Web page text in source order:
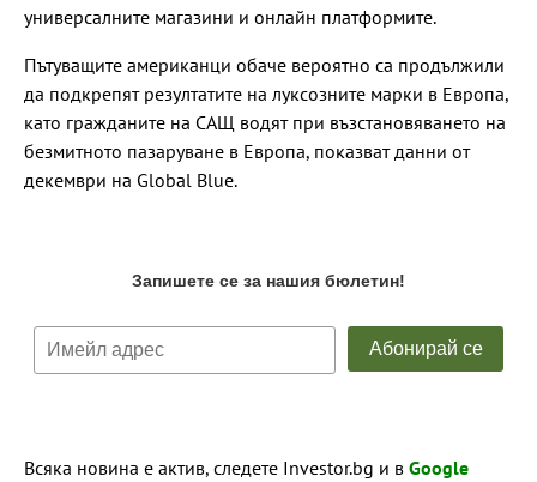
универсалните магазини и онлайн платформите.
Пътуващите американци обаче вероятно са продължили
да подкрепят резултатите на луксозните марки в Европа,
като гражданите на САЩ водят при възстановяването на
безмитното пазаруване в Европа, показват данни от
декември на Global Blue.
Всяка новина е актив, следете Investor.bg и в Google